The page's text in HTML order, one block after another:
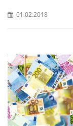
01.02.2018